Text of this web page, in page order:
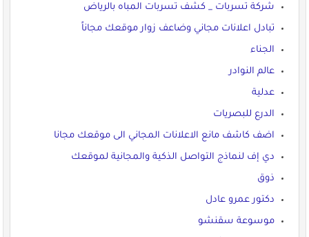
شركة تسربات _ كشف تسربات المباه بالرياض
تبادل اعلانات مجاني وضاعف زوار موقعك مجاناً
الجناء
عالم النوادر
عدلية
الدرع للبصريات
اضف كاشف مانع الاعلانات المجاني الى موقعك مجانا
دي إف لنماذج التواصل الذكية والمجانية لموقعك
ذوق
دكتور عمرو عادل
موسوعة سقنشو